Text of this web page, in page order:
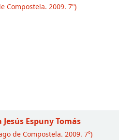
Compostela. 2009. 7º)
Espuny Tomás
de Compostela. 2009. 7º)